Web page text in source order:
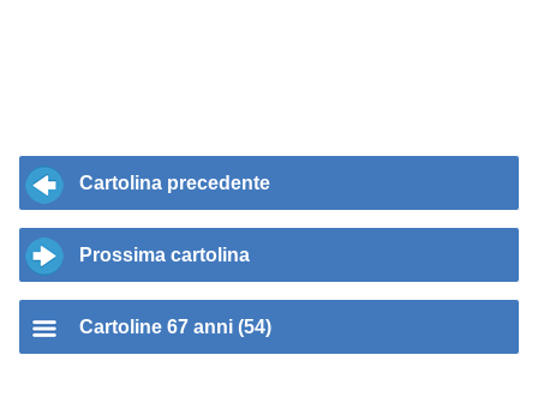
Cartolina precedente
Prossima cartolina
Cartoline 67 anni (54)